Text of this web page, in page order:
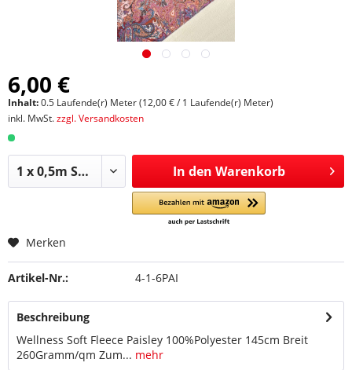
6,00 €
Inhalt:0.5 Laufende(r) Meter (12,00 € / 1 Laufende(r) Meter)
inkl. MwSt.zzgl. Versandkosten
In den Warenkorb
Merken
Artikel-Nr.: 4-1-6PAI
Beschreibung
Wellness Soft Fleece Paisley 100%Polyester 145cm Breit
260Gramm/qm Zum... mehr